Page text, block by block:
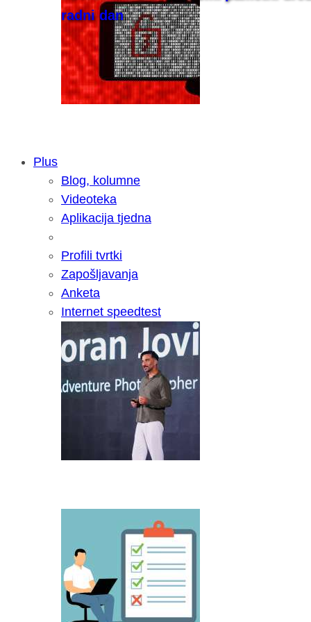
radni dan
Samsung otkrio kako je nastajala
razvoja donijelo tanje i izdržljivije
Microsoft predstavio Project
Plus
Blog, kolumne
Videoteka
Aplikacija tjedna
Profili tvrtki
Zapošljavanja
Anketa
Internet speedtest